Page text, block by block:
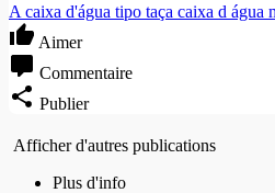
A caixa d'água tipo taça caixa d água
Aimer
Commentaire
Publier
Afficher d'autres publications
Plus d'info